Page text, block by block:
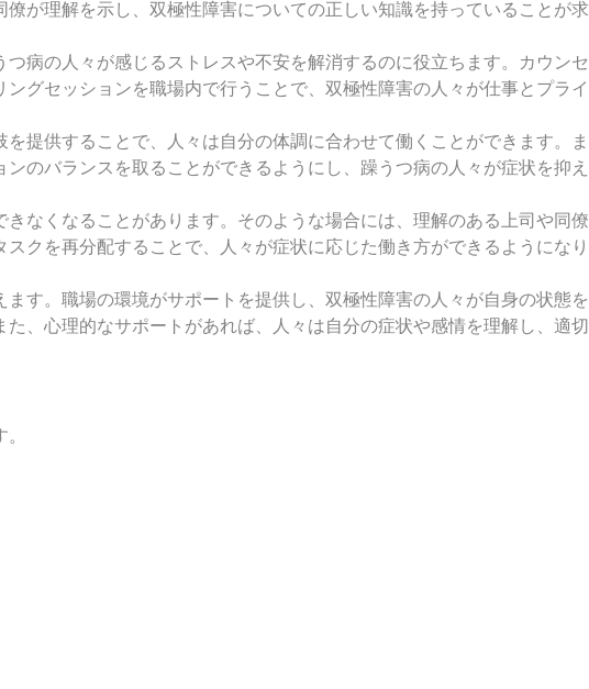
が理解を示し、双極性障害についての正しい知識を持っていることが求
病の人々が感じるストレスや不安を解消するのに役立ちます。カウンセ
グセッションを職場内で行うことで、双極性障害の人々が仕事とプライ
提供することで、人々は自分の体調に合わせて働くことができます。ま
のバランスを取ることができるようにし、躁うつ病の人々が症状を抑え
なくなることがあります。そのような場合には、理解のある上司や同僚
クを再分配することで、人々が症状に応じた働き方ができるようになり
す。職場の環境がサポートを提供し、双極性障害の人々が自身の状態を
、心理的なサポートがあれば、人々は自分の症状や感情を理解し、適切